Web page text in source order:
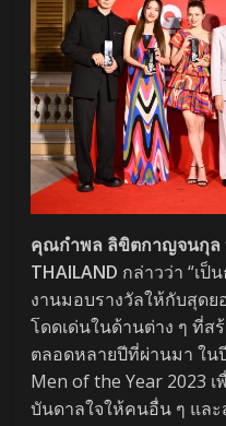
คุณกำพล ลิขิตกาญจนกุล
THAILAND กล่าวว่า “เป็
งานมอบรางวัลให้กับสุด
โดดเด่นในด้านต่าง ๆ ที่ส
ตลอดหลายปีที่ผ่านมา ใน
Men of the Year 2023
บันดาลใจให้คนอื่น ๆ และ